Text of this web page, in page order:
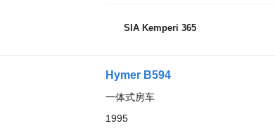
SIA Kemperi 365
Hymer B594
一体式房车
1995